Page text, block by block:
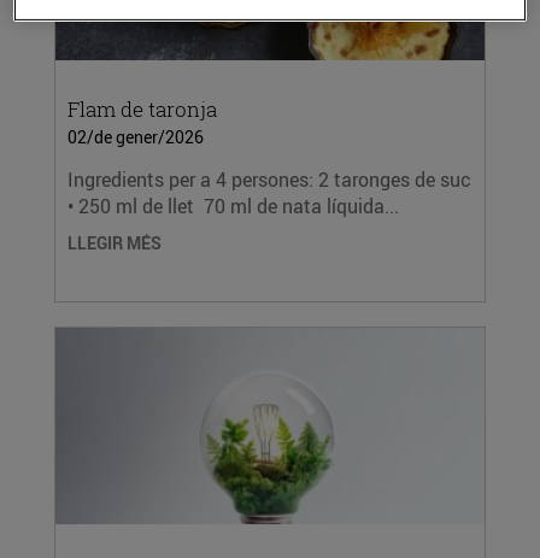
Flam de taronja
02/de gener/2026
Ingredients per a 4 persones: 2 taronges de suc
• 250 ml de llet 70 ml de nata líquida...
LLEGIR MÉS